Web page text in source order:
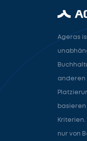
Ageras
anderen
nur von